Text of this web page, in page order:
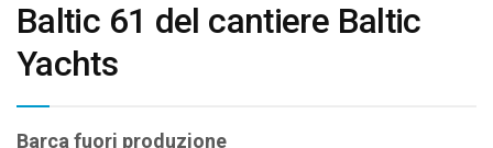
Baltic 61 del cantiere Baltic
Yachts
Barca fuori produzione